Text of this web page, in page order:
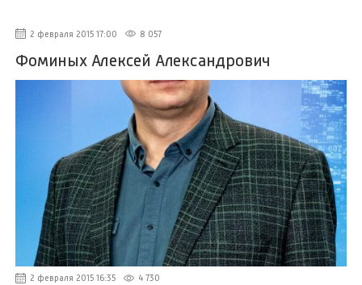
2 февраля 2015 17:00 8 057
Фоминых Алексей Александрович
2 февраля 2015 16:35 4 730